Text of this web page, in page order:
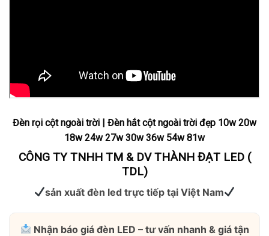
Đèn rọi cột ngoài trời | Đèn hắt cột ngoài trời đẹp 10w 20w
18w 24w 27w 30w 36w 54w 81w
CÔNG TY TNHH TM & DV THÀNH ĐẠT LED (
TDL)
sản xuất đèn led trực tiếp tại Việt Nam
Nhận báo giá đèn LED – tư vấn nhanh & giá tận